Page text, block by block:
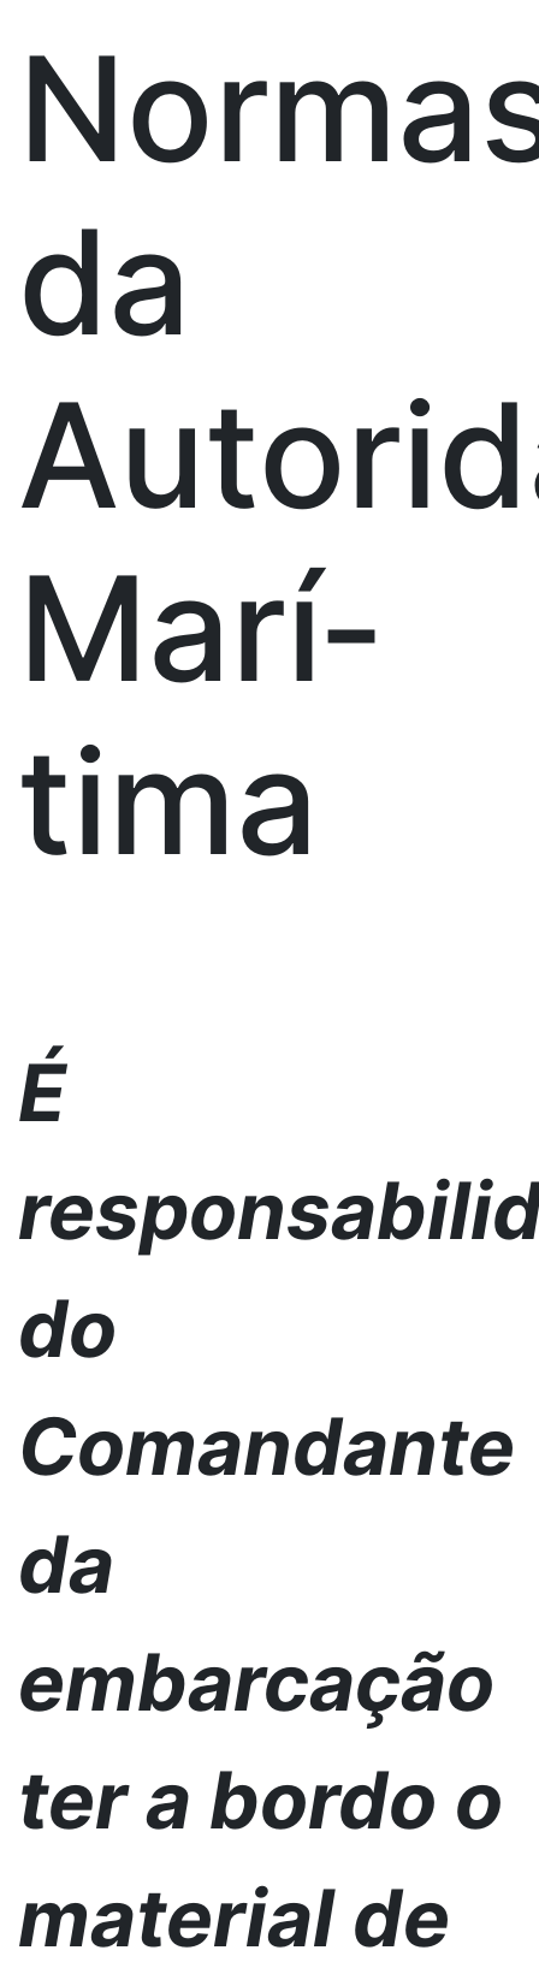
da
Marí­
tima
É
do
Comandante
da
embarcação
ter a bordo o
material de